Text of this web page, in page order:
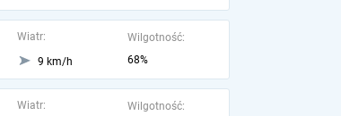
Wiatr:
9 km/h
Wilgotność:
68%
Wiatr: Wilgotność: